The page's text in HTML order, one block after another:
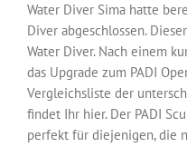
Water Diver Sima hatte
Diver abgeschlossen.
Water Diver. Nach einem
das Upgrade zum PADI
Vergleichsliste der
findet Ihr hier. Der PADI
perfekt für diejenigen, die